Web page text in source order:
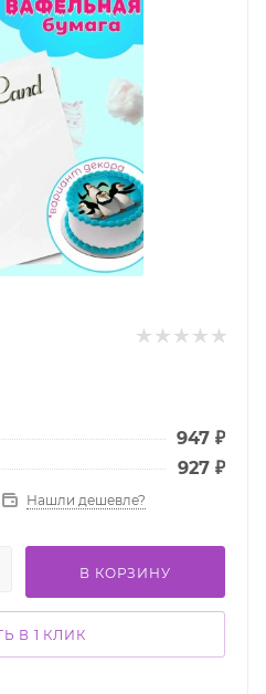
947 ₽
927 ₽
Нашли дешевле?
В КОРЗИНУ
В 1 КЛИК